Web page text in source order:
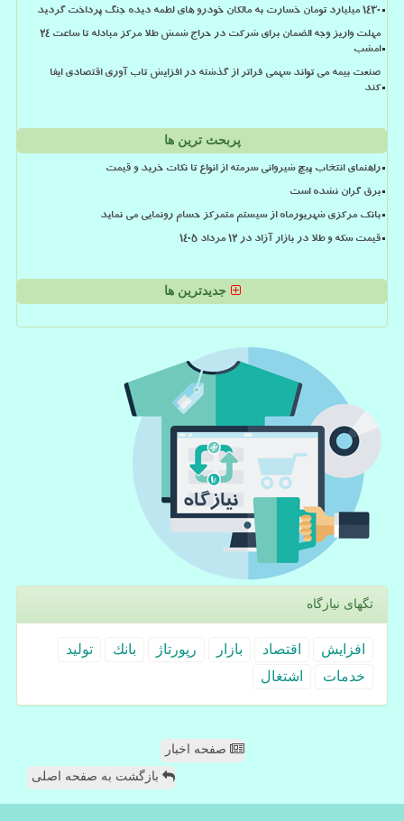
۱۴۳۰ میلیارد تومان خسارت به مالکان خودرو های لطمه دیده جنگ پرداخت گردید
مهلت واریز وجه الضمان برای شرکت در حراج شمش طلا مرکز مبادله تا ساعت ۲۴
امشب
صنعت بیمه می تواند سهمی فراتر از گذشته در افزایش تاب آوری اقتصادی ایفا
کند
پربحث ترین ها
راهنمای انتخاب پیچ شیروانی سرمته از انواع تا نکات خرید و قیمت
برق گران نشده است
بانک مرکزی شهریورماه از سیستم متمرکز حسام رونمایی می نماید
قیمت سکه و طلا در بازار آزاد در ۱۲ مرداد ۱۴۰۵
جدیدترین ها
تگهای نیازگاه
افزایش اقتصاد بازار رپورتاژ بانك
تولید
خدمات
اشتغال
صفحه اخبار
بازگشت به صفحه اصلی